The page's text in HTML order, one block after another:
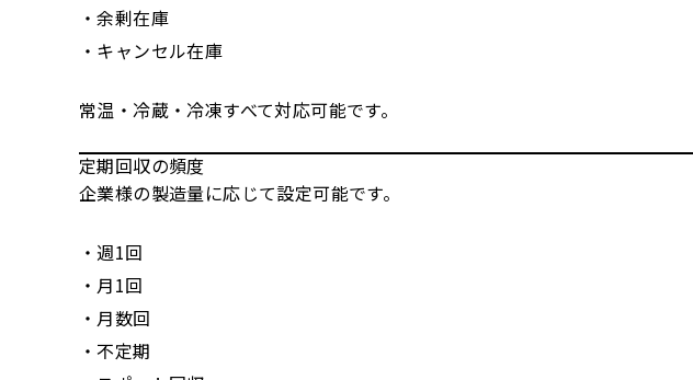
・余剰在庫
・キャンセル在庫
常温・冷蔵・冷凍すべて対応可能です。
定期回収の頻度
企業様の製造量に応じて設定可能です。
・週1回
・月1回
・月数回
・不定期